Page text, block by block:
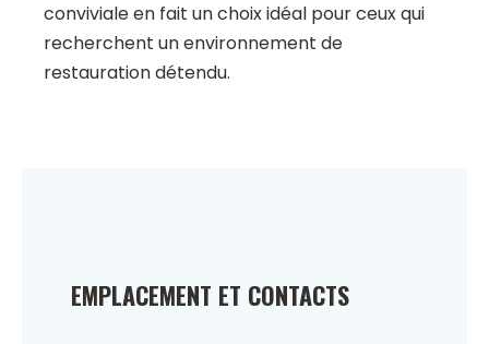
conviviale en fait un choix idéal pour ceux qui
recherchent un environnement de
restauration détendu.
EMPLACEMENT ET CONTACTS